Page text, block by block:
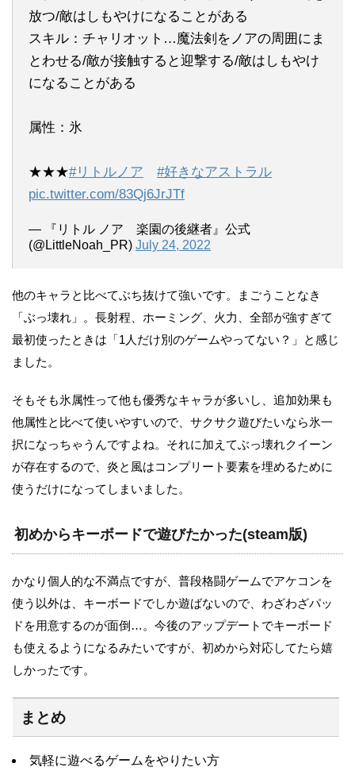
放つ/敵はしもやけになることがある
スキル：チャリオット…魔法剣をノアの周囲にま
とわせる/敵が接触すると迎撃する/敵はしもやけ
になることがある
属性：氷
★★★#リトルノア
#好きなアストラル
pic.twitter.com/83Qj6JrJTf
— 『リトル ノア 楽園の後継者』公式
(@LittleNoah_PR) July 24, 2022
他のキャラと比べてぶち抜けて強いです。まごうことなき
「ぶっ壊れ」。長射程、ホーミング、火力、全部が強すぎて
最初使ったときは「1人だけ別のゲームやってない？」と感じ
ました。
そもそも氷属性って他も優秀なキャラが多いし、追加効果も
他属性と比べて使いやすいので、サクサク遊びたいなら氷一
択になっちゃうんですよね。それに加えてぶっ壊れクイーン
が存在するので、炎と風はコンプリート要素を埋めるために
使うだけになってしまいました。
初めからキーボードで遊びたかった(steam版)
かなり個人的な不満点ですが、普段格闘ゲームでアケコンを
使う以外は、キーボードでしか遊ばないので、わざわざパッ
ドを用意するのが面倒…。今後のアップデートでキーボード
も使えるようになるみたいですが、初めから対応してたら嬉
しかったです。
まとめ
気軽に遊べるゲームをやりたい方